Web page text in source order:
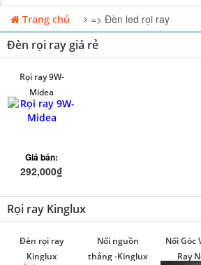
Trang chủ
=> Đèn led rọi ray
Đèn rọi ray giá rẻ
Rọi ray 9W-
Midea
Giá bán:
292,000₫
Rọi ray Kinglux
Đèn rọi ray
Kinglux
Nối nguồn
thẳng -Kinglux
Nối Góc
Ray